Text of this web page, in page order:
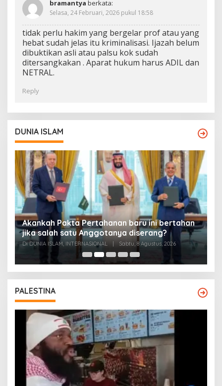
bramantya berkata:
Selasa, 24 Februari, 2026 pukul 18:58
tidak perlu hakim yang bergelar prof atau yang
hebat sudah jelas itu kriminalisasi. Ijazah belum
dibuktikan asli atau palsu kok sudah
ditersangkakan . Aparat hukum harus ADIL dan
NETRAL.
Reply
DUNIA ISLAM
Akankah Pakta Pertahanan baru ini bertahan
jika salah satu Anggotanya diserang?
Di DUNIA ISLAM, INTERNASIONAL Sabtu, 8 Agustus, 2026
PALESTINA